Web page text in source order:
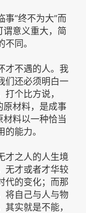
事“终不为大”而
谓意义重大，简
同。
才不遇的人。我
们还必须明白一
个比方说，
原材料，是成事
材料以一种恰当
能力。
才之人的人生境
无才或者才华较
代的变化；而那
将自己与人与物
实就是不能，